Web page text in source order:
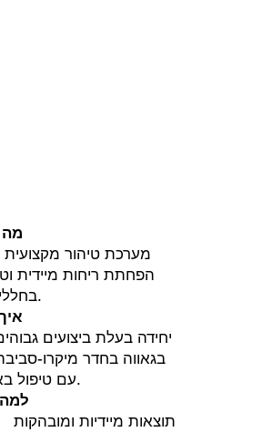
מה
מערכת טיהור
הפחתת ריחות מיידית
בחללים סגורים.
יחידה בעלת ביצועים
בגאווה בחדר מיקרו-
עם טיפול באוויר רציף.
תוצאות מיידיות ומובהקות